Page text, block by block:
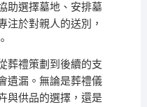
助選擇墓地、安排墓
注於對親人的送別，
葬禮策劃到後續的支
遺漏。無論是葬禮儀
與供品的選擇，還是